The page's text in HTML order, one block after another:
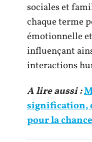
sociales et
chaque terme
émotionnelle
influençant
interactions
A lire aussi :
signification,
pour la